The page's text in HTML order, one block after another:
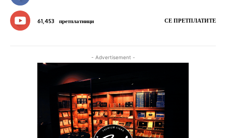
61,453 претплатници СЕ ПРЕТПЛАТИТЕ
- Advertisement -